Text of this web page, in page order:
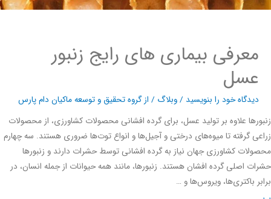
معرفی بیماری های رایج زنبور
عسل
دیدگاه‌ خود را بنویسید/وبلاگ/ از گروه تحقیق و توسعه ماکیان دام پارس
علاوه بر تولید عسل، برای گرده افشانی محصولات کشاورزی، از محصولات
گرفته تا میوه‌های درختی و آجیل‌ها و انواع توت‌ها ضروری هستند. سه چهارم
کشاورزی جهان نیاز به گرده افشانی توسط حشرات دارند و زنبورها
اصلی گرده افشان هستند. زنبورها، مانند همه حیوانات از جمله انسان، در
باکتری‌ها، ویروس‌ها و …